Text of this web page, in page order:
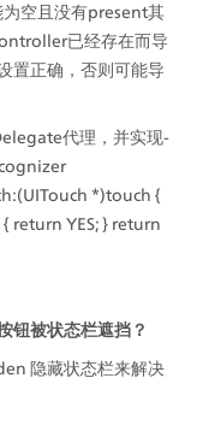
空且没有present其
已经存在而导
正确，否则可能导
代理，并实现-
*)touch {
return YES; } return
钮被状态栏遮挡？
隐藏状态栏来解决